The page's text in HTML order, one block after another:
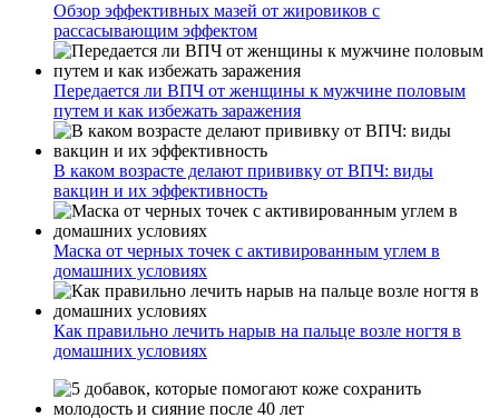
Обзор эффективных мазей от жировиков с
рассасывающим эффектом
Передается ли ВПЧ от женщины к мужчине половым
путем и как избежать заражения
В каком возрасте делают прививку от ВПЧ: виды
вакцин и их эффективность
Маска от черных точек с активированным углем в
домашних условиях
Как правильно лечить нарыв на пальце возле ногтя в
домашних условиях